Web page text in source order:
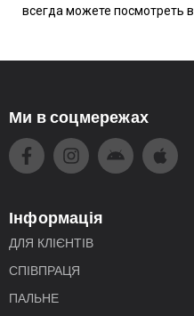
всегда можете посмотреть
Ми в соцмережах
Інформація
ДЛЯ КЛІЄНТІВ
СПІВПРАЦЯ
ПАЛЬНЕ